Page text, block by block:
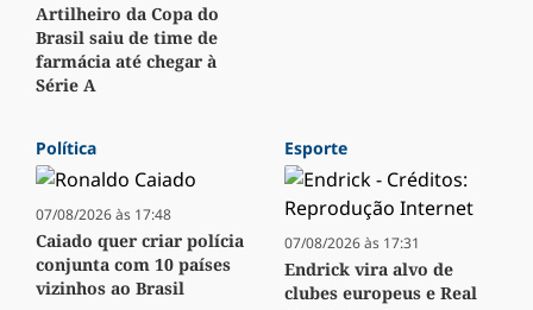
Artilheiro da Copa do
Brasil saiu de time de
farmácia até chegar à
Série A
Política
07/08/2026 às 17:48
Caiado quer criar polícia
conjunta com 10 países
vizinhos ao Brasil
Esporte
07/08/2026 às 17:31
Endrick vira alvo de
clubes europeus e Real